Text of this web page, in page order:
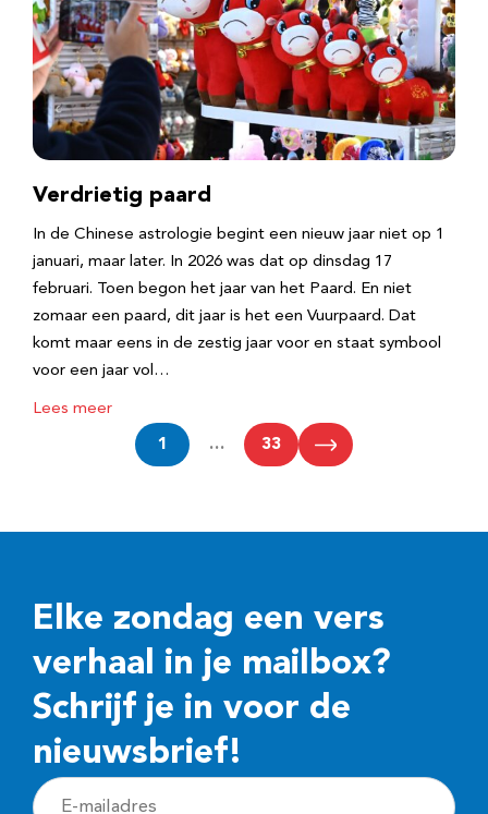
Verdrietig paard
In de Chinese astrologie begint een nieuw jaar niet op 1
januari, maar later. In 2026 was dat op dinsdag 17
februari. Toen begon het jaar van het Paard. En niet
zomaar een paard, dit jaar is het een Vuurpaard. Dat
komt maar eens in de zestig jaar voor en staat symbool
voor een jaar vol…
Lees meer
1 … 33
Elke zondag een vers
verhaal in je mailbox?
Schrijf je in voor de
nieuwsbrief!
E